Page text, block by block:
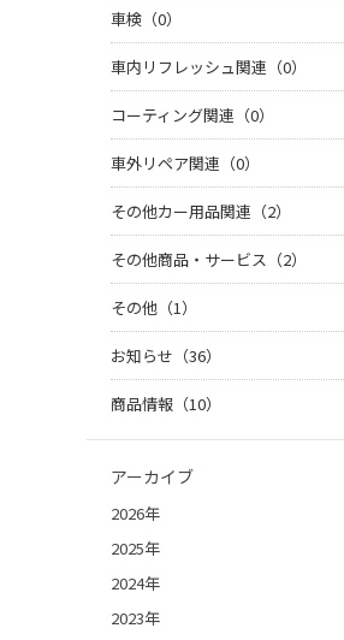
車検（0）
車内リフレッシュ関連（0）
コーティング関連（0）
車外リペア関連（0）
その他カー用品関連（2）
その他商品・サービス（2）
その他（1）
お知らせ（36）
商品情報（10）
アーカイブ
2026年
2025年
2024年
2023年